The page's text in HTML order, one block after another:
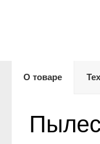
О товаре